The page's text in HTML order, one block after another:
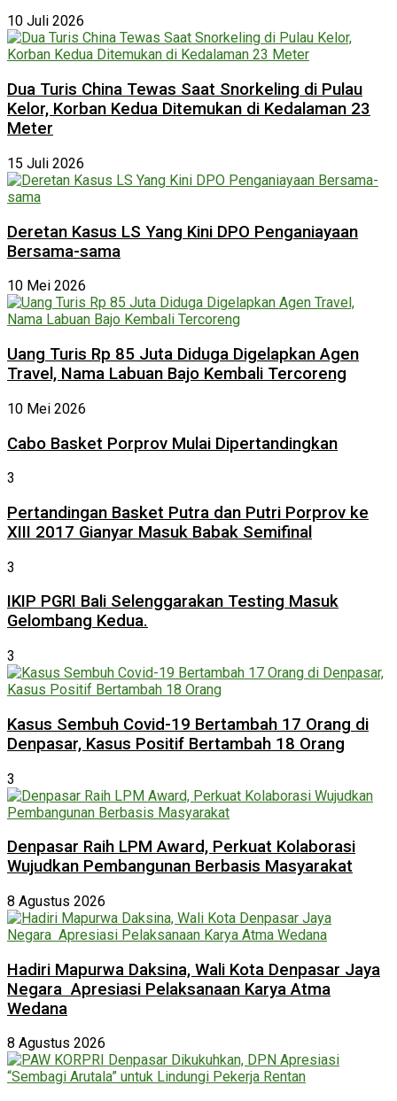
10 Juli 2026
Dua Turis China Tewas Saat Snorkeling di Pulau
Kelor, Korban Kedua Ditemukan di Kedalaman 23
Meter
15 Juli 2026
Deretan Kasus LS Yang Kini DPO Penganiayaan
Bersama-sama
10 Mei 2026
Uang Turis Rp 85 Juta Diduga Digelapkan Agen
Travel, Nama Labuan Bajo Kembali Tercoreng
10 Mei 2026
Cabo Basket Porprov Mulai Dipertandingkan
3
Pertandingan Basket Putra dan Putri Porprov ke
XIII 2017 Gianyar Masuk Babak Semifinal
3
IKIP PGRI Bali Selenggarakan Testing Masuk
Gelombang Kedua.
3
Kasus Sembuh Covid-19 Bertambah 17 Orang di
Denpasar, Kasus Positif Bertambah 18 Orang
3
Denpasar Raih LPM Award, Perkuat Kolaborasi
Wujudkan Pembangunan Berbasis Masyarakat
8 Agustus 2026
Hadiri Mapurwa Daksina, Wali Kota Denpasar Jaya
Negara Apresiasi Pelaksanaan Karya Atma
Wedana
8 Agustus 2026